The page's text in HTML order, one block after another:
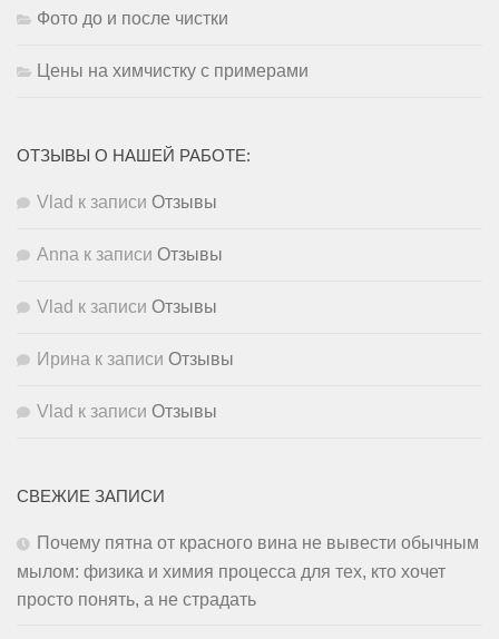
Фото до и после чистки
Цены на химчистку с примерами
ОТЗЫВЫ О НАШЕЙ РАБОТЕ:
Vlad к записи Отзывы
Anna к записи Отзывы
Vlad к записи Отзывы
Ирина к записи Отзывы
Vlad к записи Отзывы
СВЕЖИЕ ЗАПИСИ
Почему пятна от красного вина не вывести обычным
мылом: физика и химия процесса для тех, кто хочет
просто понять, а не страдать